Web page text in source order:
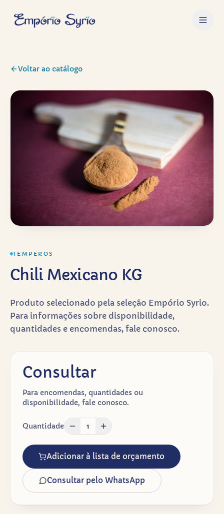
Voltar ao catálogo
TEMPEROS
Chili Mexicano KG
Produto selecionado pela seleção Empório Syrio.
Para informações sobre disponibilidade,
quantidades e encomendas, fale conosco.
Consultar
Para encomendas, quantidades ou
disponibilidade, fale conosco.
Quantidade 1
Adicionar à lista de orçamento
Consultar pelo WhatsApp